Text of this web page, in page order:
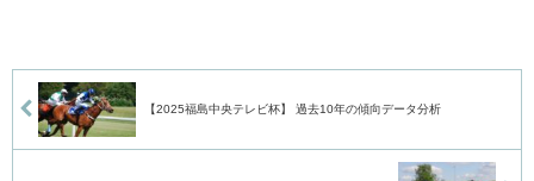
【2025福島中央テレビ杯】 過去10年の傾向データ分析